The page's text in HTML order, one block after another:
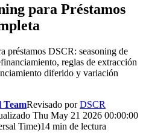
para Préstamos
préstamos DSCR: seasoning de
reglas de extracción
diferido y variación
Revisado porDSCR
Thu May 21 2026 00:00:00
Time)14 min de lectura